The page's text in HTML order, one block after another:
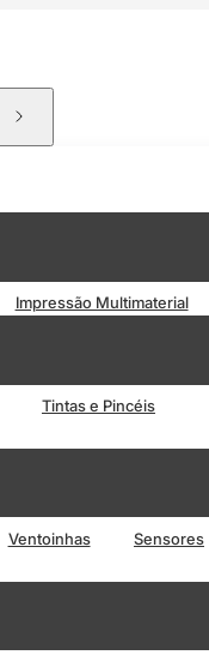
Impressão Multimaterial
Tintas e Pincéis
Ventoinhas Sensores